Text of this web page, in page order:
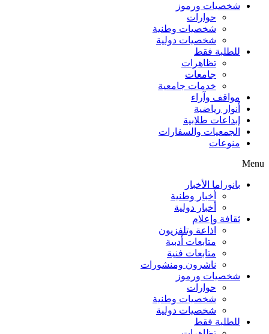
شخصيات ورموز
حوارات
شخصيات وطنية
شخصيات دولية
للطلبة فقط
تظاهرات
جامعات
خدمات جامعية
مواقف وآراء
أنوار رياضية
إبداعات طلابية
الجمعيات والسفارات
منوعات
Menu
بانوراما الأخبار
أخبار وطنية
أخبار دولية
ثقافة وإعلام
اذاعة وتلفزيون
متابعات أدبية
متابعات فنية
ناشرون ومنشورات
شخصيات ورموز
حوارات
شخصيات وطنية
شخصيات دولية
للطلبة فقط